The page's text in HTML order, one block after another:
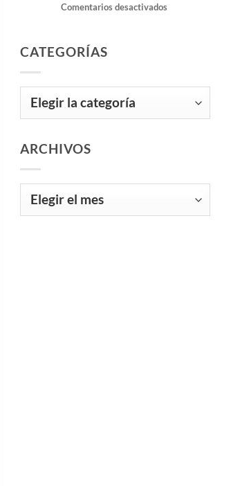
inclusión
Comentarios desactivadosen
voluntariado
mejor”
CATEGORÍAS
Categorías
ARCHIVOS
Archivos